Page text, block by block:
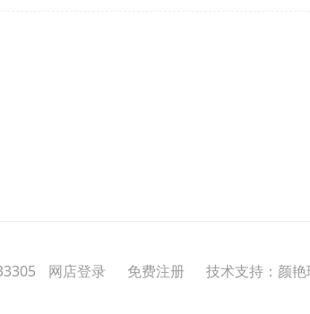
网店登录 免费注册 技术支持：颜艳